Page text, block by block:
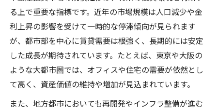
る上で重要な指標です。近年の市場規模は人口減少や金
利上昇の影響を受けて一時的な停滞傾向が見られます
が、都市部を中心に賃貸需要は根強く、長期的には安定
した成長が期待されています。たとえば、東京や大阪の
ような大都市圏では、オフィスや住宅の需要が依然とし
て高く、資産価値の維持や増加が見込まれています。
また、地方都市においても再開発やインフラ整備が進む